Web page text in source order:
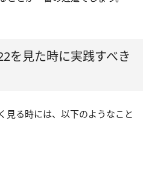
を見た時に実践すべき
見る時には、以下のようなこと